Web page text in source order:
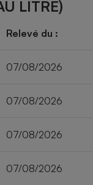
LITRE)
Relevé du :
07/08/2026
07/08/2026
07/08/2026
07/08/2026